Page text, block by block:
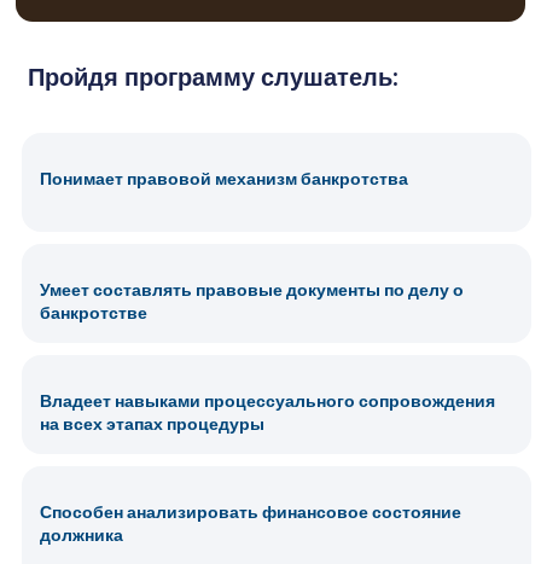
Пройдя программу слушатель:
Понимает правовой механизм банкротства
Умеет составлять правовые документы по делу о
банкротстве
Владеет навыками процессуального сопровождения
на всех этапах процедуры
Способен анализировать финансовое состояние
должника